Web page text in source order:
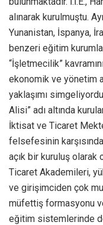
alınarak kurulmuştu.
Yunanistan, İspanya,
benzeri eğitim
“İşletmecilik”
ekonomik ve yönetim
yaklaşımı
Alisi” adı altında
İktisat ve Ticaret
felsefesinin
açık bir kuruluş olarak
Ticaret Akademileri,
ve girişimciden çok
müfettiş formasyonu
eğitim sistemlerinde